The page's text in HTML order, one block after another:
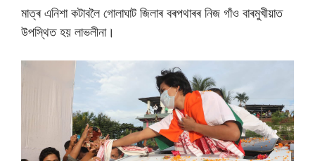
মাত্ৰ এনিশা কটাবলৈ গোলাঘাট জিলাৰ বৰপথাৰৰ নিজ গাঁও বাৰমুখীয়াত
উপস্থিত হয় লাভলীনা।